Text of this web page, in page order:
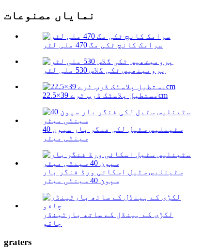
نمایاں مصنوعات
سرامک کانچ ٹکی مگ 470 ملی لٹر
پرومیتھیس ٹکی گلاس 530 ملی لٹر
مستطیل پلاسٹک ڈرپ ٹرے 39×22.5cm
سٹینلیس سٹیل لکی فنگر بار سپون 40
سینٹی میٹر
سٹینلیس سٹیل اسکائی ورڈ فنگر بار
سپون 40 سینٹی میٹر
لکڑی کے ہینڈل کے ساتھ بارٹینڈر
چاقو
graters